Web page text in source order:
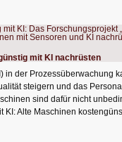
mit KI nachrüsten
in der Prozessüberwachung
steigern und das
sind dafür nicht
KI: Alte Maschinen